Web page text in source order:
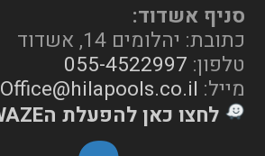
סניף אשדוד:
כתובת: יהלומים 14, אשדוד
טלפון: 055-4522997
מייל: Office@hilapools.co.il
לחצו כאן להפעלת הWAZE